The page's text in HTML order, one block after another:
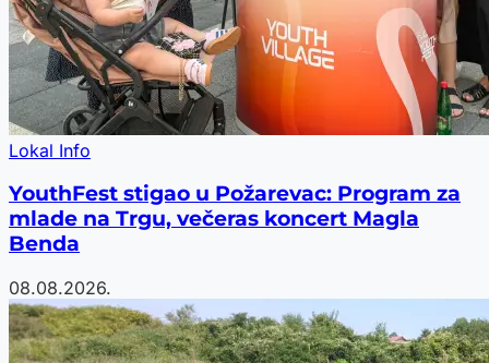
Lokal Info
YouthFest stigao u Požarevac: Program za
mlade na Trgu, večeras koncert Magla
Benda
08.08.2026.